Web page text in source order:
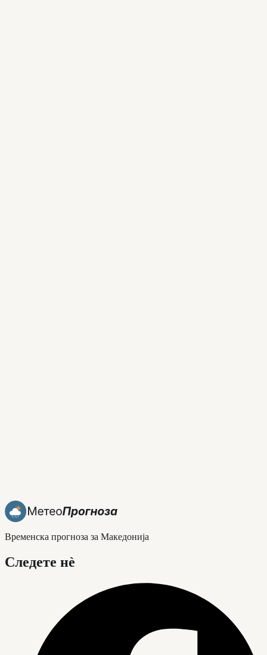
Временска прогноза за Македонија
Следете нè